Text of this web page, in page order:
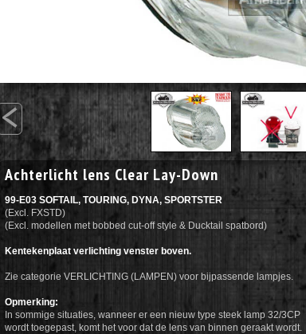
<
Achterlicht lens Clear Lay-Down
99-E03 SOFTAIL, TOURING, DYNA, SPORTSTER
(Excl. FXSTD)
(Excl. modellen met bobbed cut-off style & Ducktail spatbord)
Kentekenplaat verlichting venster boven.
Zie categorie VERLICHTING (LAMPEN) voor bijpassende lampjes.
Opmerking:
In sommige situaties, wanneer er een nieuw type steek lamp 32/3CP
wordt toegepast, komt het voor dat de lens van binnen geraakt wordt.